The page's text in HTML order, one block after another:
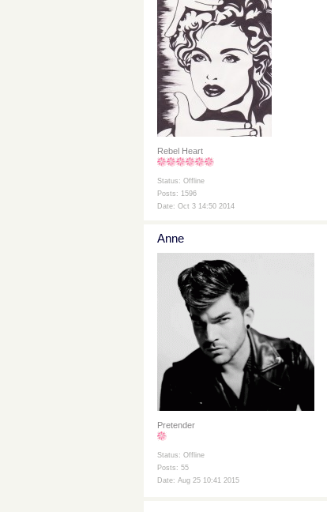
Rebel Heart
Status: Offline
Posts: 1596
Date: Oct 3 14:50 2014
Anne
Pretender
Status: Offline
Posts: 55
Date: Aug 25 10:41 2015